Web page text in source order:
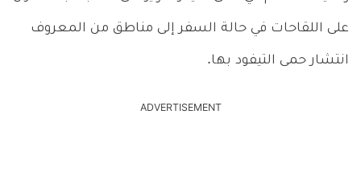
على اللقاحات في حالة السفر إلى مناطق من المعروف
انتشار حمى التيفود بها.
ADVERTISEMENT